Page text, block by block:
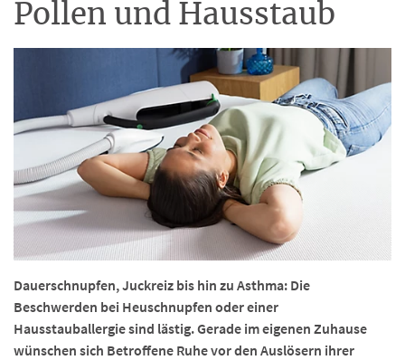
Pollen und Hausstaub
Dauerschnupfen, Juckreiz bis hin zu Asthma: Die
Beschwerden bei Heuschnupfen oder einer
Hausstauballergie sind lästig. Gerade im eigenen Zuhause
wünschen sich Betroffene Ruhe vor den Auslösern ihrer